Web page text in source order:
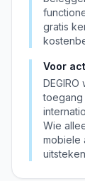
gratis
Voor
toegang
Wie
mobiele